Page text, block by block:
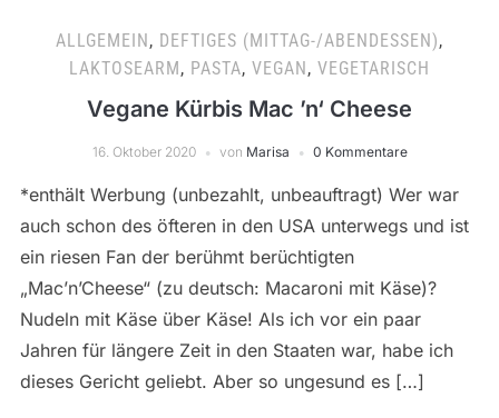
ALLGEMEIN , DEFTIGES (MITTAG-/ABENDESSEN),
LAKTOSEARM , PASTA, VEGAN , VEGETARISCH
Vegane Kürbis Mac ’n‘ Cheese
16. Oktober 2020 von Marisa 0 Kommentare
*enthält Werbung (unbezahlt, unbeauftragt) Wer war
auch schon des öfteren in den USA unterwegs und ist
ein riesen Fan der berühmt berüchtigten
„Mac’n’Cheese“ (zu deutsch: Macaroni mit Käse)?
Nudeln mit Käse über Käse! Als ich vor ein paar
Jahren für längere Zeit in den Staaten war, habe ich
dieses Gericht geliebt. Aber so ungesund es […]